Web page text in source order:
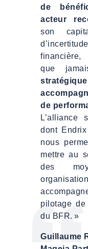
de
acteur
son
financière,
que
de
L’alliance
dont
nous
mettre au
des
pilotage
du BFR. »
Guillaume